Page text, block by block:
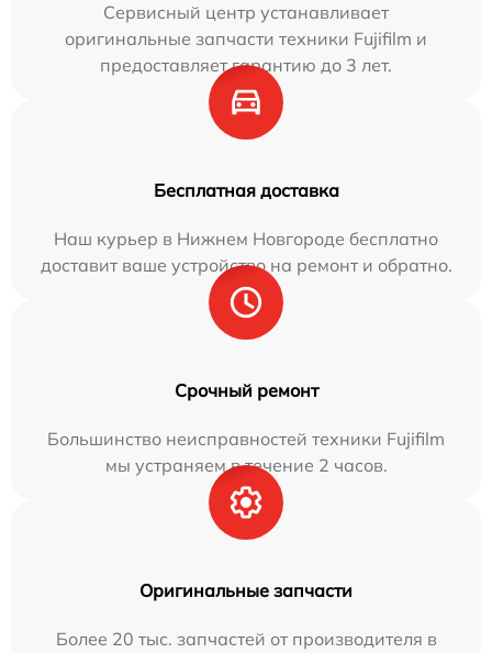
Сервисный центр устанавливает
оригинальные запчасти техники Fujifilm и
предоставляет гарантию до 3 лет.
Бесплатная доставка
Наш курьер в Нижнем Новгороде бесплатно
доставит ваше устройство на ремонт и обратно.
Срочный ремонт
Большинство неисправностей техники Fujifilm
мы устраняем в течение 2 часов.
Оригинальные запчасти
Более 20 тыс. запчастей от производителя в